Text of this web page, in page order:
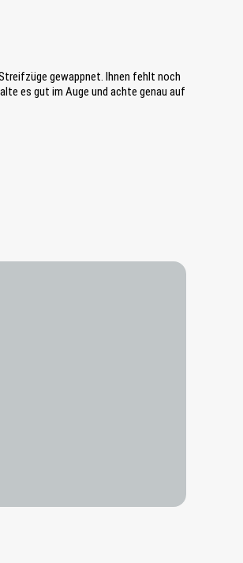
gewappnet. Ihnen fehlt noch
es gut im Auge und achte genau auf